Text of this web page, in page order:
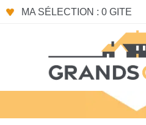
MA SÉLECTION : 0 GITE
Panneau de gestion des cookies